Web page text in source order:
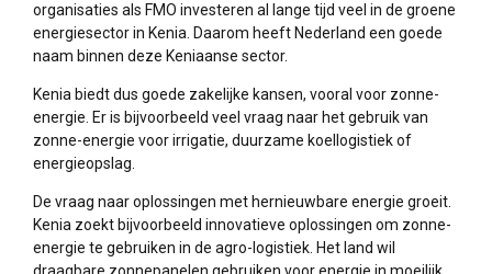
organisaties als FMO investeren al lange tijd veel in de groene
energiesector in Kenia. Daarom heeft Nederland een goede
naam binnen deze Keniaanse sector.
Kenia biedt dus goede zakelijke kansen, vooral voor zonne-
energie. Er is bijvoorbeeld veel vraag naar het gebruik van
zonne-energie voor irrigatie, duurzame koellogistiek of
energieopslag.
De vraag naar oplossingen met hernieuwbare energie groeit.
Kenia zoekt bijvoorbeeld innovatieve oplossingen om zonne-
energie te gebruiken in de agro-logistiek. Het land wil